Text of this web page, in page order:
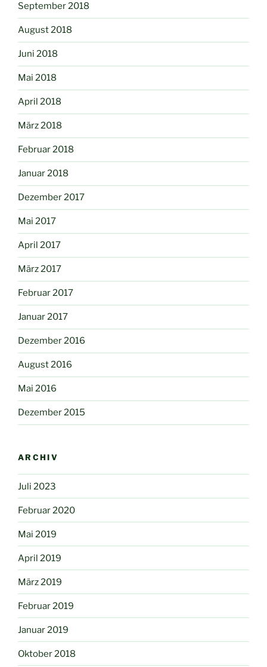
September 2018
August 2018
Juni 2018
Mai 2018
April 2018
März 2018
Februar 2018
Januar 2018
Dezember 2017
Mai 2017
April 2017
März 2017
Februar 2017
Januar 2017
Dezember 2016
August 2016
Mai 2016
Dezember 2015
ARCHIV
Juli 2023
Februar 2020
Mai 2019
April 2019
März 2019
Februar 2019
Januar 2019
Oktober 2018